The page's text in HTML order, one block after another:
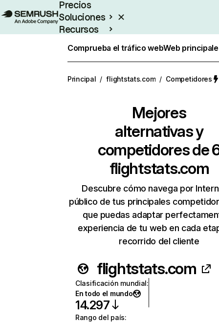
Precios
Soluciones
Recursos
Comprueba el tráfico webWeb
Principal / flightstats.com / Competidores
Mejores
alternativas y
competidores de
flightstats.com
Descubre cómo navega por
público de tus principales
que puedas adaptar
experiencia de tu web en cada
recorrido del cliente
flightstats.com
Clasificación mundial:
En todo el mundo
14.297
Rango del país: